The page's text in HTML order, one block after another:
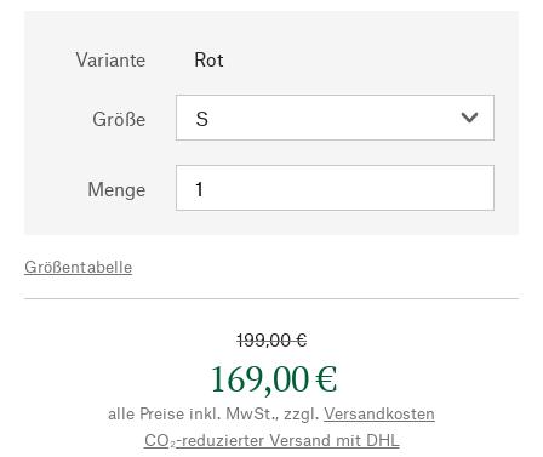
Variante Rot
Größe
Menge
Größentabelle
199,00 €
169,00 €
alle Preise inkl. MwSt., zzgl. Versandkosten
CO₂-reduzierter Versand mit DHL